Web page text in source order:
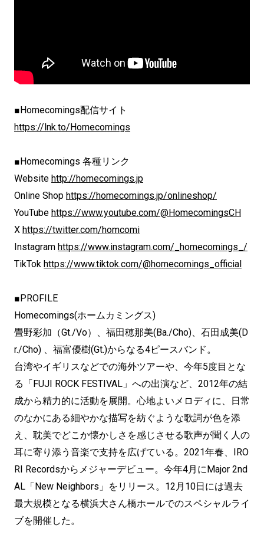
■Homecomings配信サイト
https://lnk.to/Homecomings
■Homecomings 各種リンク
Website http://homecomings.jp
Online Shop https://homecomings.jp/onlineshop/
YouTube https://www.youtube.com/@HomecomingsCH
X https://twitter.com/homcomi
Instagram https://www.instagram.com/_homecomings_/
TikTok https://www.tiktok.com/@homecomings_official
■PROFILE
Homecomings(ホームカミングス)
畳野彩加（Gt./Vo）、福田穂那美(Ba./Cho)、石田成美(D
r./Cho) 、福富優樹(Gt.)からなる4ピースバンド。
台湾やイギリスなどでの海外ツアーや、今年5度目とな
る「FUJI ROCK FESTIVAL」への出演など、2012年の結
成から精力的に活動を展開。心地よいメロディに、日常
のなかにある細やかな描写を紡ぐような歌詞が色を添
え、耽美でどこか懐かしさを感じさせる歌声が聞く人の
耳に寄り添う音楽で支持を広げている。2021年春、IRO
RI Recordsからメジャーデビュー。今年4月にMajor 2nd
AL「New Neighbors」をリリース。12月10日には過去
最大規模となる横浜大さん橋ホールでのスペシャルライ
ブを開催した。